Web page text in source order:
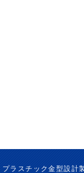
プラスチック金型設計